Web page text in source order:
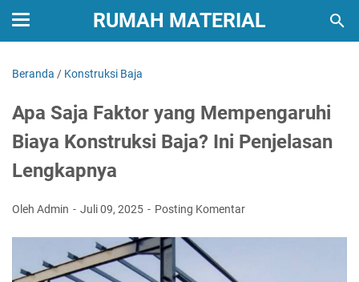
RUMAH MATERIAL
Beranda / Konstruksi Baja
Apa Saja Faktor yang Mempengaruhi
Biaya Konstruksi Baja? Ini Penjelasan
Lengkapnya
Oleh Admin Juli 09, 2025 Posting Komentar